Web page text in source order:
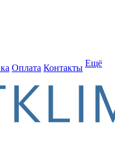
Оплата Контакты Ещё